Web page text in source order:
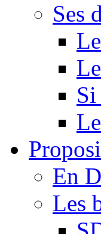
Ses
En
Les